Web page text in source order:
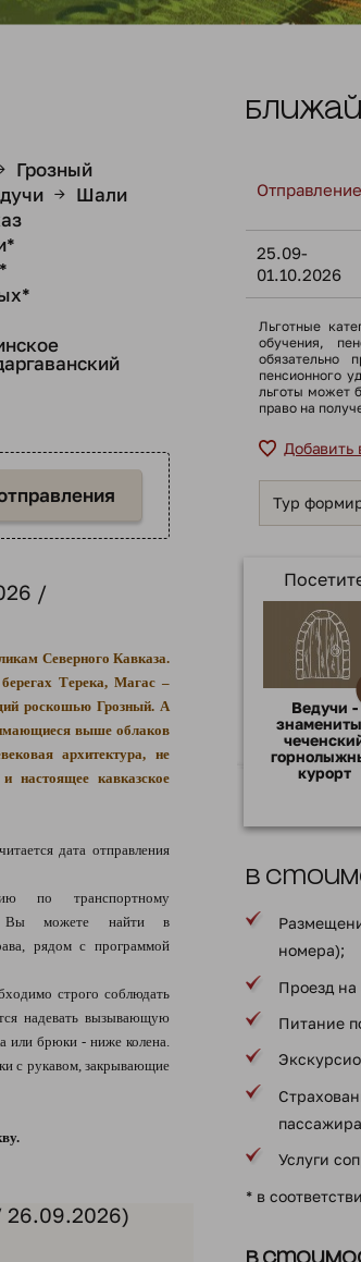
Грозный
→ Шали
/
Северного Кавказа.
Терека, Магас –
роскошью Грозный. А
выше облаков
архитектура, не
настоящее кавказское
дата отправления
по транспортному
Вы можете найти в
рядом с программой
строго соблюдать
надевать вызывающую
или брюки - ниже колена.
с рукавом, закрывающие
26.09.2026)
Отправление
25.09-
01.10.2026
Льготные
обучения,
обязательно
пенсионного
льготы может
право на
Добавить
Тур
Ведучи -
курорт
В
номера);
Проезд на
Питание
Услуги
* в